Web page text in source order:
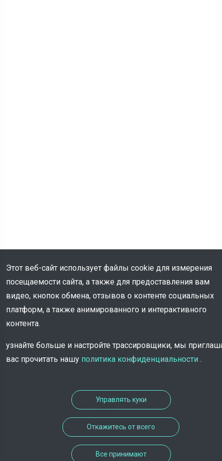
Информация
адрес
Этот веб-сайт использует файлы cookie для измерения
посещаемости сайта, а также для предоставления вам
видео, кнопок обмена, отзывов о контенте социальных
платформ, а также анимированного и интерактивного
контента.
узнайте больше и настройте трассировщики, мы
вас прочитать нашу политика конфиденциальности .
Управлять куки
Откажитесь от всего
Все принимают